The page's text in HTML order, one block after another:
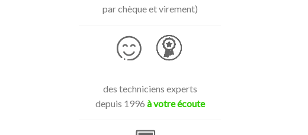
par chèque et virement)
des techniciens experts
depuis 1996 à votre écoute